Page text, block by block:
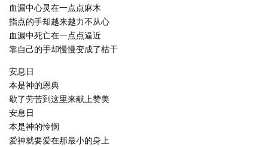
血漏中心灵在一点点麻木
指点的手却越来越力不从心
血漏中死亡在一点点逼近
靠自己的手却慢慢变成了枯干
安息日
本是神的恩典
歇了劳苦到这里来献上赞美
安息日
本是神的怜悯
爱神就要爱在那最小的身上